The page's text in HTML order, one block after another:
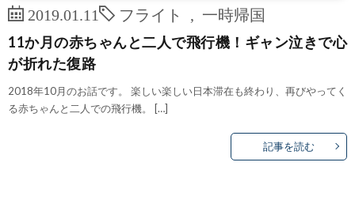
2019.01.11 フライト 一時帰国
11か月の赤ちゃんと二人で飛行機！ギャン泣きで心
が折れた復路
2018年10月のお話です。 楽しい楽しい日本滞在も終わり、再びやってく
る赤ちゃんと二人での飛行機。 […]
記事を読む